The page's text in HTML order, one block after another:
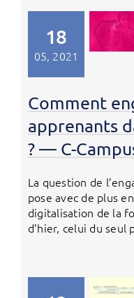
18
05, 2021
Comment
apprenants
? — C-
La question de
pose avec de plus
digitalisation de la
d’hier, celui du seul